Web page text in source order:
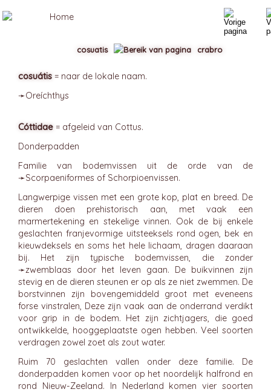
cosuátis = naar de lokale naam.
➛Oreíchthys
Cóttidae = afgeleid van Cottus.
Donderpadden
Familie van bodemvissen uit de orde van de
➛Scorpaeniformes of Schorpioenvissen.
Langwerpige vissen met een grote kop, plat en breed. De
dieren doen prehistorisch aan, met vaak een
marmertekening en stekelige vinnen. Ook de bij enkele
geslachten franjevormige uitsteeksels rond ogen, bek en
kieuwdeksels en soms het hele lichaam, dragen daaraan
bij. Het zijn typische bodemvissen, die zonder
➛zwemblaas door het leven gaan. De buikvinnen zijn
stevig en de dieren steunen er op als ze niet zwemmen. De
borstvinnen zijn bovengemiddeld groot met eveneens
forse vinstralen, Deze zijn vaak aan de onderrand verdikt
voor grip in de bodem. Het zijn zichtjagers, die goed
ontwikkelde, hooggeplaatste ogen hebben. Veel soorten
verdragen zowel zoet als zout water.
Ruim 70 geslachten vallen onder deze familie. De
donderpadden komen voor op het noordelijk halfrond en
rond Nieuw-Zeeland. In Nederland komen vier soorten
cosuatis crabro